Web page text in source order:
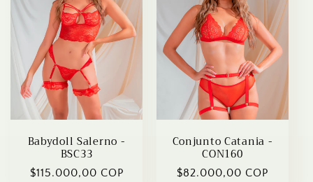
Babydoll Salerno -
BSC33
Regular
$115.000,00 COP
Conjunto Catania -
CON160
Regular
$82.000,00 COP